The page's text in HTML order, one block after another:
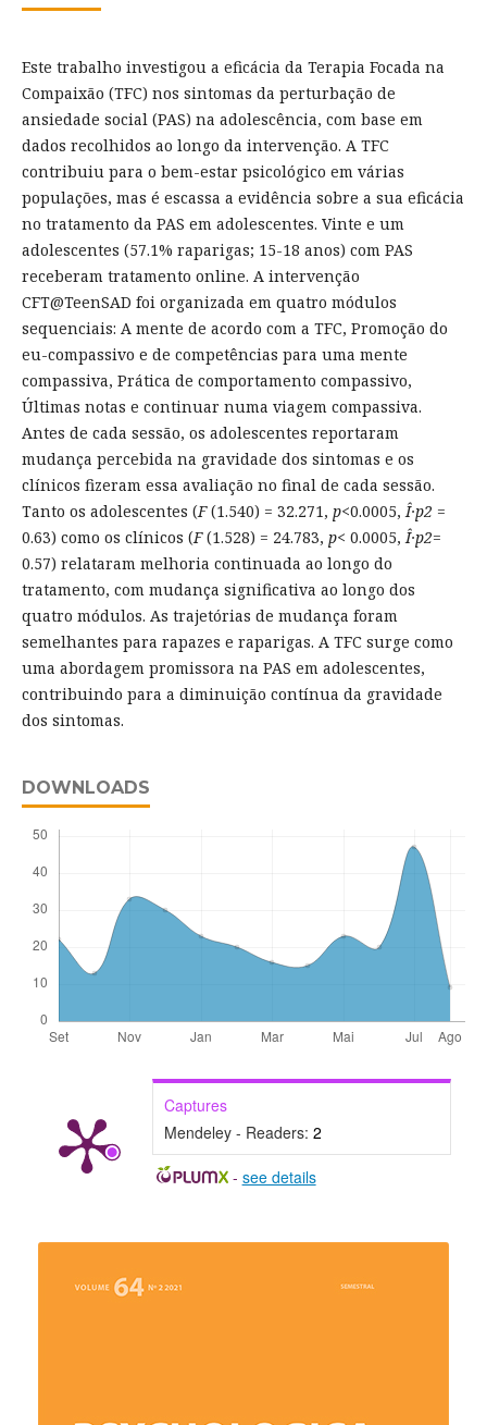
Este trabalho investigou a eficácia da Terapia Focada na
Compaixão (TFC) nos sintomas da perturbação de
ansiedade social (PAS) na adolescência, com base em
dados recolhidos ao longo da intervenção. A TFC
contribuiu para o bem-estar psicológico em várias
populações, mas é escassa a evidência sobre a sua eficácia
no tratamento da PAS em adolescentes. Vinte e um
adolescentes (57.1% raparigas; 15-18 anos) com PAS
receberam tratamento online. A intervenção
CFT@TeenSAD foi organizada em quatro módulos
sequenciais: A mente de acordo com a TFC, Promoção do
eu-compassivo e de competências para uma mente
compassiva, Prática de comportamento compassivo,
Últimas notas e continuar numa viagem compassiva.
Antes de cada sessão, os adolescentes reportaram
mudança percebida na gravidade dos sintomas e os
clínicos fizeram essa avaliação no final de cada sessão.
Tanto os adolescentes (F(1.540) = 32.271, p<0.0005,Î·p2 =
0.63) como os clínicos (F(1.528) = 24.783, p< 0.0005,Î·p2=
0.57) relataram melhoria continuada ao longo do
tratamento, com mudança significativa ao longo dos
quatro módulos. As trajetórias de mudança foram
semelhantes para rapazes e raparigas. A TFC surge como
uma abordagem promissora na PAS em adolescentes,
contribuindo para a diminuição contínua da gravidade
dos sintomas.
DOWNLOADS
Captures
Mendeley - Readers: 2
- see details